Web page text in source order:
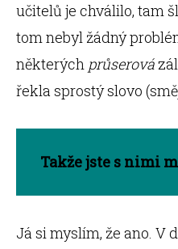
učitelů je chválilo, tam
tom nebyl žádný
některých průserová
řekla sprostý slovo
Takže jste s nimi
Já si myslím, že ano. V